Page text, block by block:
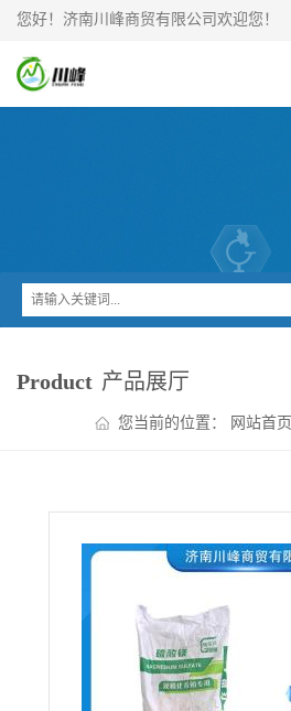
您好！济南川峰商贸有限公司欢迎您！
Product 产品展厅
您当前的位置： 网站首页